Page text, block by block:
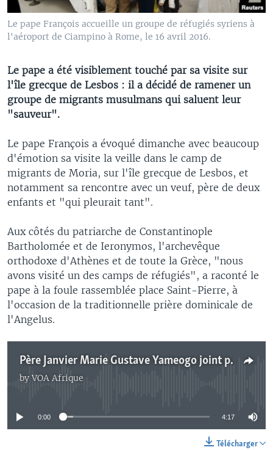
Le pape François accueille un groupe de réfugiés syriens à
l'aéroport de Ciampino à Rome, le 16 avril 2016.
Le pape a été visiblement touché par sa visite sur
l'île grecque de Lesbos : il a décidé de ramener un
groupe de migrants musulmans qui saluent leur
"sauveur".
Le pape François a évoqué dimanche avec beaucoup
d'émotion sa visite la veille dans le camp de
migrants de Moria, sur l'île grecque de Lesbos, et
notamment sa rencontre avec un veuf, père de deux
enfants et "qui pleurait tant".
Aux côtés du patriarche de Constantinople
Bartholomée et de Ieronymos, l'archevêque
orthodoxe d'Athènes et de toute la Grèce, "nous
avons visité un des camps de réfugiés", a raconté le
pape à la foule rassemblée place Saint-Pierre, à
l'occasion de la traditionnelle prière dominicale de
l'Angelus.
Père Janvier Marie Gustave Yameogo joint par Jacques Aristide
byVOA Afrique
No media source currently available
0:00 4:17
Télécharger